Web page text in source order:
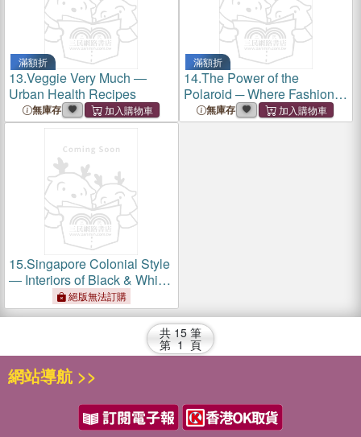
滿額折
13.Veggie Very Much ―
Urban Health Recipes
無庫存
滿額折
14.The Power of the
Polaroid ─ Where Fashion
Styling Begins
無庫存
15.Singapore Colonial Style
― Interiors of Black & White
絕版無法訂購
共 15 筆
第 1 頁
網站導航 >>